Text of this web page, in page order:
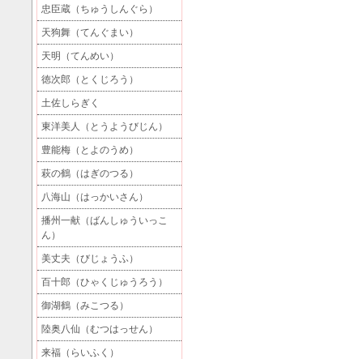
忠臣蔵（ちゅうしんぐら）
天狗舞（てんぐまい）
天明（てんめい）
徳次郎（とくじろう）
土佐しらぎく
東洋美人（とうようびじん）
豊能梅（とよのうめ）
萩の鶴（はぎのつる）
八海山（はっかいさん）
播州一献（ばんしゅういっこ
ん）
美丈夫（びじょうふ）
百十郎（ひゃくじゅうろう）
御湖鶴（みこつる）
陸奥八仙（むつはっせん）
来福（らいふく）